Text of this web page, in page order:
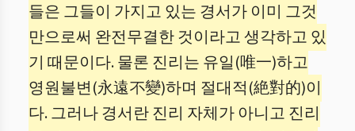
들은 그들이 가지고 있는 경서가 이미 그것
만으로써 완전무결한 것이라고 생각하고 있
기 때문이다. 물론 진리는 유일(唯一)하고
영원불변(永遠不變)하며 절대적(絶對的)이
다. 그러나 경서란 진리 자체가 아니고 진리